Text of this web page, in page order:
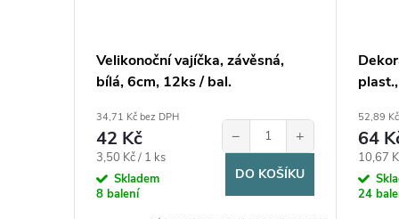
Velikonoční vajíčka, závěsná,
bílá, 6cm, 12ks / bal.
34,71 Kč bez DPH
42 Kč
Měrná
cena:
3,50 Kč / 1 ks
Skladem
8 balení
− +
DO KOŠÍKU
52,89
64
Měrná
cena:
10,67
24